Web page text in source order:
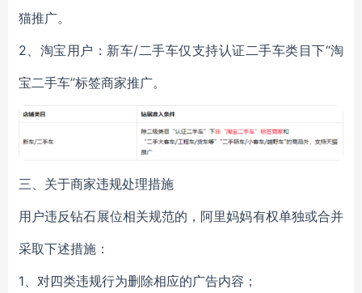
猫推广。
2、淘宝用户：新车/二手车仅支持认证二手车类目下“淘
宝二手车”标签商家推广。
三、关于商家违规处理措施
用户违反钻石展位相关规范的，阿里妈妈有权单独或合并
采取下述措施：
1、对四类违规行为删除相应的广告内容；